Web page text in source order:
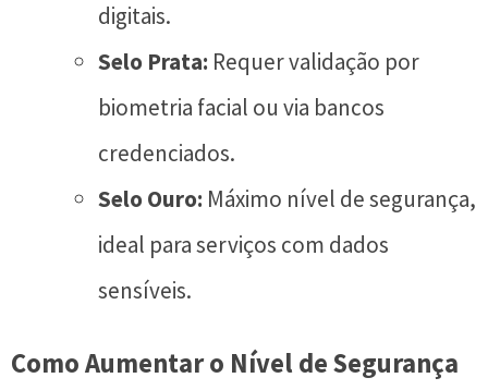
digitais.
Selo Prata: Requer validação por
biometria facial ou via bancos
credenciados.
Selo Ouro: Máximo nível de segurança,
ideal para serviços com dados
sensíveis.
Como Aumentar o Nível de Segurança